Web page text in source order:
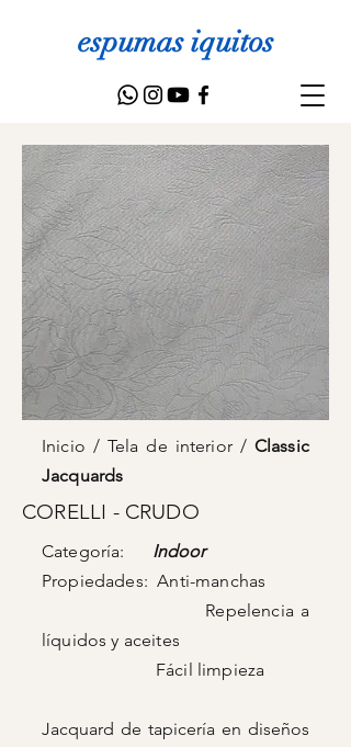
espumas iquitos
Inicio / Tela de interior / Classic
Jacquards
CORELLI - CRUDO
Categoría: Indoor
Propiedades: Anti-manchas
Repelencia a
líquidos y aceites
Fácil limpieza
Jacquard de tapicería en diseños